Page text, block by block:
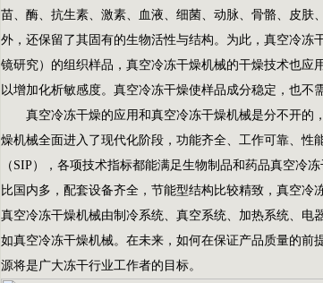
苗、酶、抗生素、激素、血液、细菌、动脉、骨骼、皮肤
外，还保留了其固有的生物活性与结构。为此，真空冷
镜研究）的组织样品，真空冷冻干燥机械的干燥技术也应
以增加化析敏感度。真空冷冻干燥使样品成分稳定，也不
真空冷冻干燥的应用和真空冷冻干燥机械是分不开的
燥机械全面进入了现代化阶段，功能齐全、工作可靠、性
（SIP），各项技术指标都能满足生物制品和药品真空冷
比国内多，配套设备齐全，节能型结构比较精致，真空冷
真空冷冻干燥机械由制冷系统、真空系统、加热系统、电
如真空冷冻干燥机械。在未来，如何在保证产品质量的
源将是广大冻干行业工作者的目标。